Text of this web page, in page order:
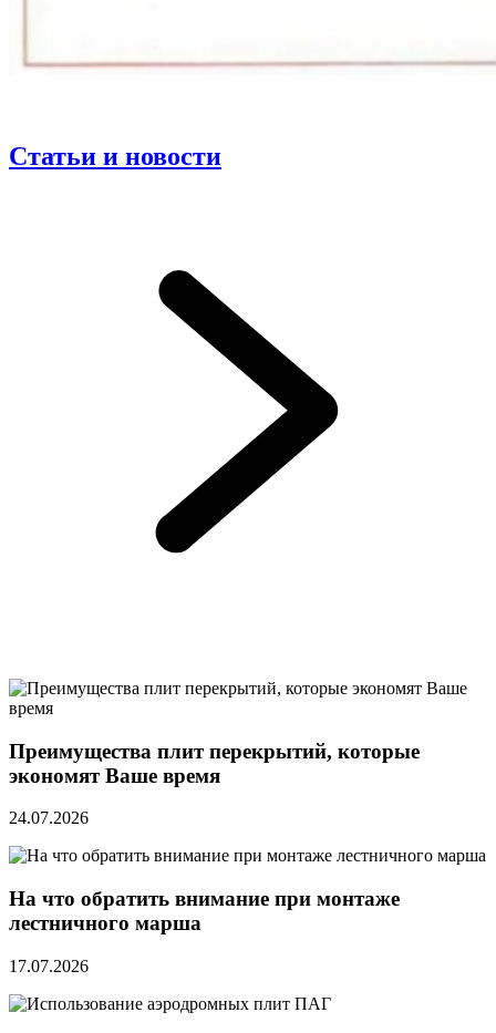
Статьи и новости
Преимущества плит перекрытий, которые
экономят Ваше время
24.07.2026
На что обратить внимание при монтаже
лестничного марша
17.07.2026